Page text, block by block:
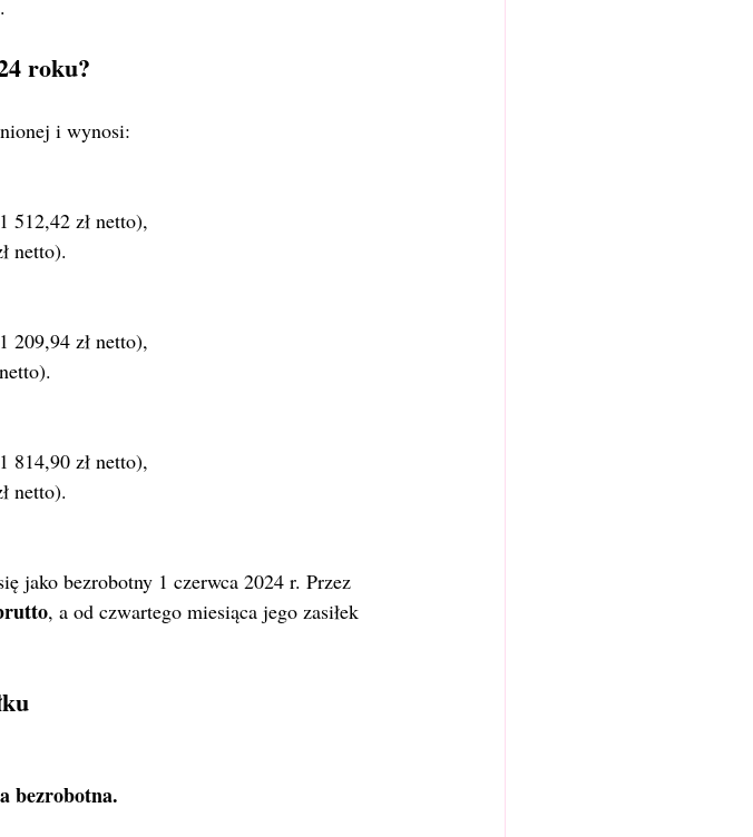
.
roku?
i wynosi:
512,42 zł netto),
netto).
209,94 zł netto),
814,90 zł netto),
netto).
jako bezrobotny 1 czerwca 2024 r. Przez
, a od czwartego miesiąca jego zasiłek
bezrobotna.